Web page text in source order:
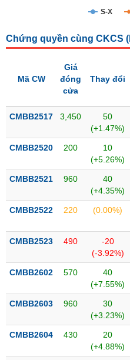
thái
cổ
Quy
thị
trường
yết
yết
Niêm
bổ
sung
Hủy
niêm
Theo
đặc
S-X
Chứng quyền cùng CKCS (
Mã CW
Giá
đóng
cửa
Thay đổi
CMBB2517 3,450
50
(+1.47%)
CMBB2520 200
10
(+5.26%)
CMBB2521 960
40
(+4.35%)
CMBB2522 220 (0.00%)
CMBB2523 490
-20
(-3.92%)
CMBB2602 570
40
(+7.55%)
CMBB2603 960
30
(+3.23%)
CMBB2604 430
20
(+4.88%)
NGÀNH
CỔ
PHÁI
SINH
PHIẾU
ĐẦU